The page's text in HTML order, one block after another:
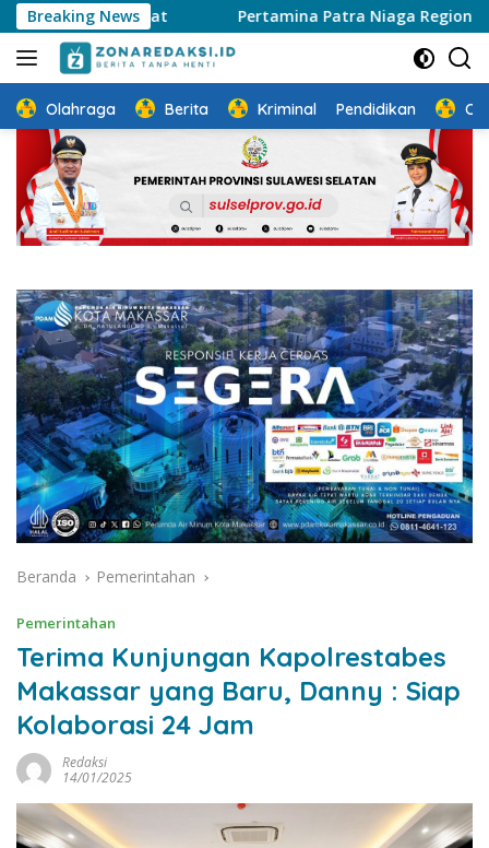
Langsung
ke
konten
Breaking News
Sehat Pertamina Patra Niaga Regional Sulawesi
Olahraga Berita Kriminal Pendidikan
Beranda Pemerintahan
Pemerintahan
Terima Kunjungan Kapolrestabes
Makassar yang Baru, Danny : Siap
Kolaborasi 24 Jam
Redaksi
14/01/2025